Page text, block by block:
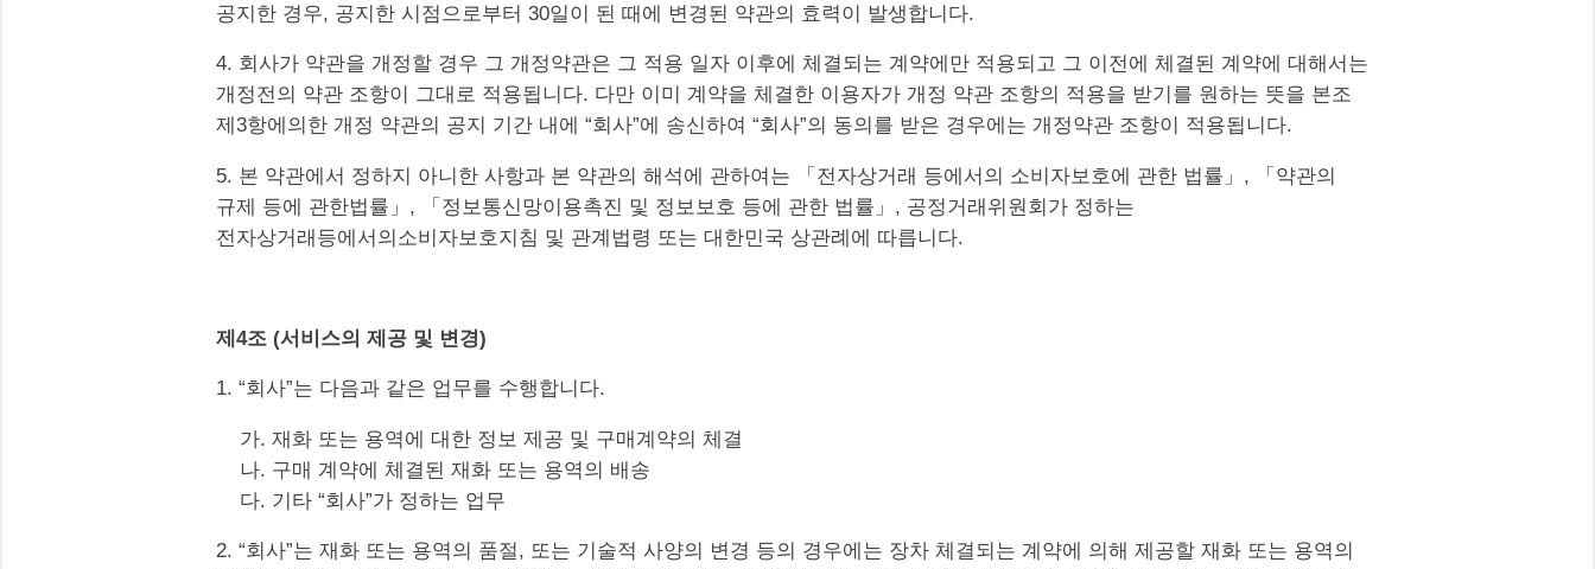
공지한 경우, 공지한 시점으로부터 30일이 된 때에 변경된 약관의 효력이 발생합니다.
4. 회사가 약관을 개정할 경우 그 개정약관은 그 적용 일자 이후에 체결되는 계약에만 적용되고 그 이전에 체결된 계약에 대해서는
개정전의 약관 조항이 그대로 적용됩니다. 다만 이미 계약을 체결한 이용자가 개정 약관 조항의 적용을 받기를 원하는 뜻을 본조
제3항에의한 개정 약관의 공지 기간 내에 “회사”에 송신하여 “회사”의 동의를 받은 경우에는 개정약관 조항이 적용됩니다.
5. 본 약관에서 정하지 아니한 사항과 본 약관의 해석에 관하여는 「전자상거래 등에서의 소비자보호에 관한 법률」, 「약관의
규제 등에 관한법률」, 「정보통신망이용촉진 및 정보보호 등에 관한 법률」, 공정거래위원회가 정하는
전자상거래등에서의소비자보호지침 및 관계법령 또는 대한민국 상관례에 따릅니다.
제4조 (서비스의 제공 및 변경)
1. “회사”는 다음과 같은 업무를 수행합니다.
가. 재화 또는 용역에 대한 정보 제공 및 구매계약의 체결
나. 구매 계약에 체결된 재화 또는 용역의 배송
다. 기타 “회사”가 정하는 업무
2. “회사”는 재화 또는 용역의 품절, 또는 기술적 사양의 변경 등의 경우에는 장차 체결되는 계약에 의해 제공할 재화 또는 용역의